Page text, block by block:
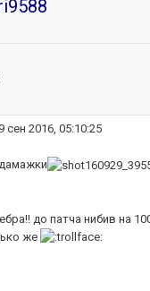
сен 2016, 05:10:25
до патча нибив на
же